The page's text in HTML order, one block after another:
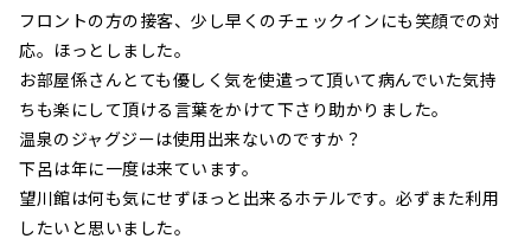
フロントの方の接客、少し早くのチェックインにも笑顔での対
応。ほっとしました。
お部屋係さんとても優しく気を使遣って頂いて病んでいた気持
ちも楽にして頂ける言葉をかけて下さり助かりました。
温泉のジャグジーは使用出来ないのですか？
下呂は年に一度は来ています。
望川館は何も気にせずほっと出来るホテルです。必ずまた利用
したいと思いました。